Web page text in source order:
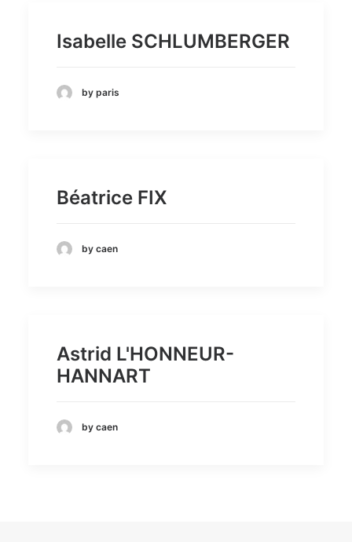
Isabelle SCHLUMBERGER
by paris
Béatrice FIX
by caen
Astrid L'HONNEUR-
HANNART
by caen